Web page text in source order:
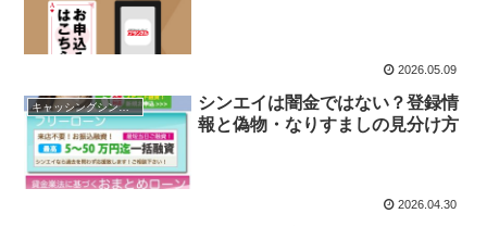
2026.05.09
キャッシングシンエイ
シンエイは闇金ではない？登録情
報と偽物・なりすましの見分け方
2026.04.30